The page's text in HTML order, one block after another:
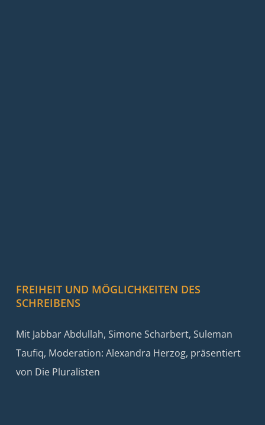
FREIHEIT UND MÖGLICHKEITEN DES
SCHREIBENS
Mit Jabbar Abdullah, Simone Scharbert, Suleman
Taufiq, Moderation: Alexandra Herzog, präsentiert
von Die Pluralisten